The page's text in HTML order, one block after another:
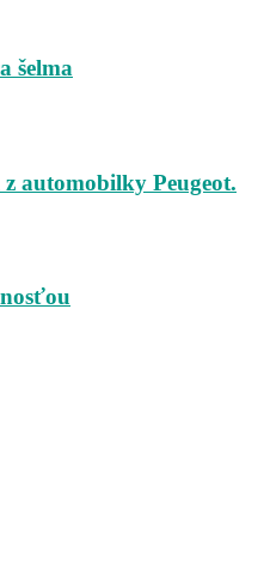
šelma
automobilky Peugeot.